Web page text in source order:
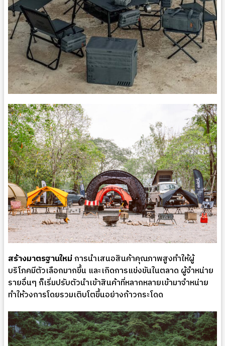
สร้างมาตรฐานใหม่การนำเสนอสินค้าคุณภาพสูงทำให้ผู้
บริโภคมีตัวเลือกมากขึ้น และเกิดการแข่งขันในตลาด ผู้จำหน่าย
รายอื่นๆ ก็เริ่มปรับตัวนำเข้าสินค้าที่หลากหลายเข้ามาจำหน่าย
ทำให้วงการโดยรวมเติบโตขึ้นอย่างก้าวกระโดด